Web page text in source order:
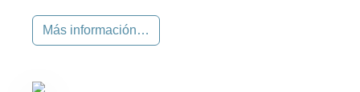
Más información…